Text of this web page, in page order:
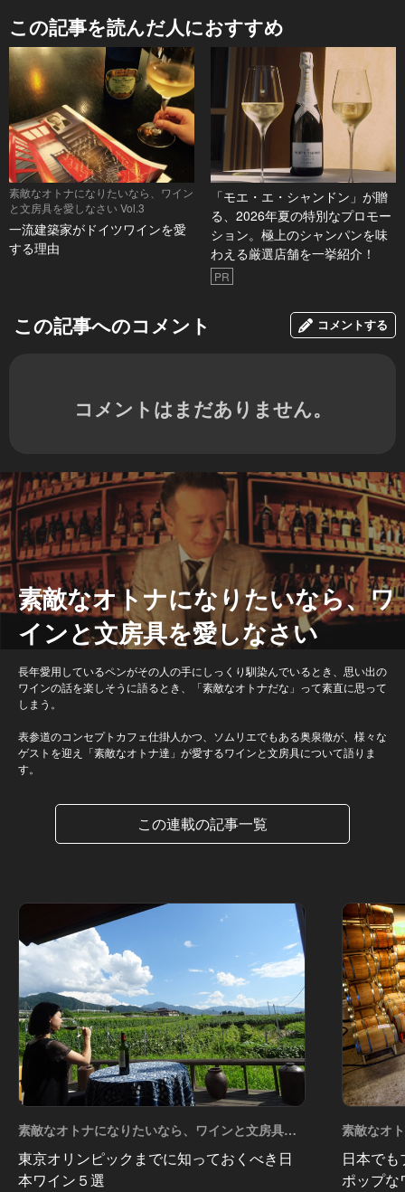
この記事を読んだ人におすすめ
素敵なオトナになりたいなら、ワイン
と文房具を愛しなさい Vol.3
一流建築家がドイツワインを愛
する理由
「モエ・エ・シャンドン」が贈
る、2026年夏の特別なプロモー
ション。極上のシャンパンを味
わえる厳選店舗を一挙紹介！
PR
この記事へのコメント コメントする
コメントはまだありません。
素敵なオトナになりたいなら、ワ
インと文房具を愛しなさい
長年愛用しているペンがその人の手にしっくり馴染んでいるとき、思い出の
ワインの話を楽しそうに語るとき、「素敵なオトナだな」って素直に思って
しまう。
表参道のコンセプトカフェ仕掛人かつ、ソムリエでもある奥泉徹が、様々な
ゲストを迎え「素敵なオトナ達」が愛するワインと文房具について語りま
す。
この連載の記事一覧
素敵なオトナになりたいなら、ワインと文房具を
愛しなさい Vol.6
東京オリンピックまでに知っておくべき日
本ワイン５選
素敵なオ
愛しなさ
日本で
ポップな